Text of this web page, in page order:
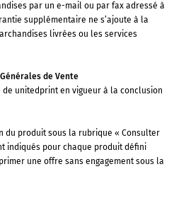
par un e-mail ou par fax adressé à
supplémentaire ne s’ajoute à la
livrées ou les services
de Vente
de unitedprint en vigueur à la conclusion
du produit sous la rubrique « Consulter
indiqués pour chaque produit défini
une offre sans engagement sous la